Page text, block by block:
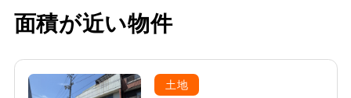
面積が近い物件
土地